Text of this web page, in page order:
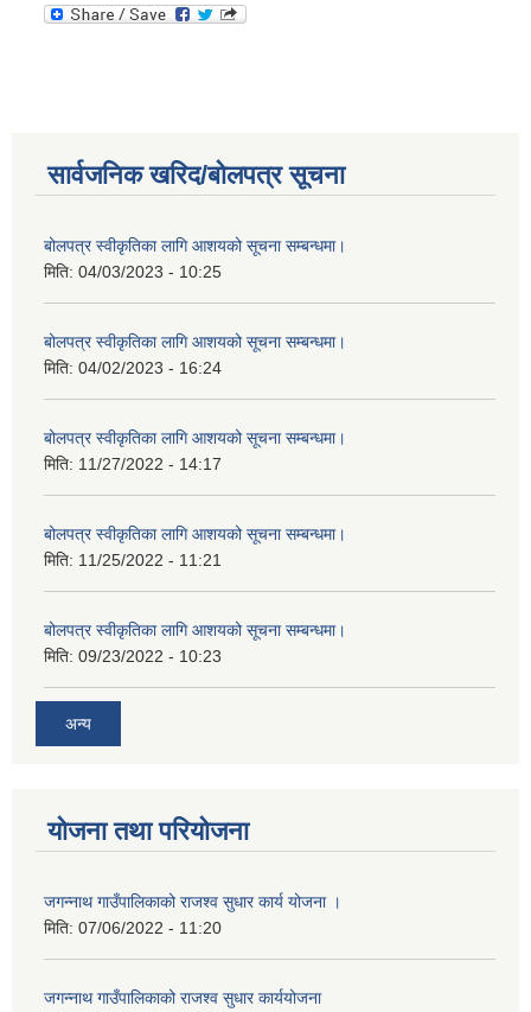
सार्वजनिक खरिद/बोलपत्र सूचना
बोलपत्र स्वीकृतिका लागि आशयको सूचना सम्बन्धमा।
मिति: 04/03/2023 - 10:25
बोलपत्र स्वीकृतिका लागि आशयको सूचना सम्बन्धमा।
मिति: 04/02/2023 - 16:24
बोलपत्र स्वीकृतिका लागि आशयको सूचना सम्बन्धमा।
मिति: 11/27/2022 - 14:17
बोलपत्र स्वीकृतिका लागि आशयको सूचना सम्बन्धमा।
मिति: 11/25/2022 - 11:21
बोलपत्र स्वीकृतिका लागि आशयको सूचना सम्बन्धमा।
मिति: 09/23/2022 - 10:23
अन्य
योजना तथा परियोजना
जगन्नाथ गाउँपालिकाको राजश्व सुधार कार्य योजना ।
मिति: 07/06/2022 - 11:20
जगन्नाथ गाउँपालिकाको राजश्व सुधार कार्ययोजना